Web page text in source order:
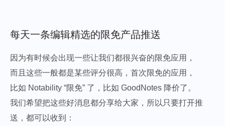
每天一条编辑精选的限免产品推送
因为有时候会出现一些让我们都很兴奋的限免应用，
而且这些一般都是某些评分很高，首次限免的应用，
比如 Notability “限免” 了，比如 GoodNotes 降价了。
我们希望把这些好消息都分享给大家，所以只要打开推
送，都可以收到：